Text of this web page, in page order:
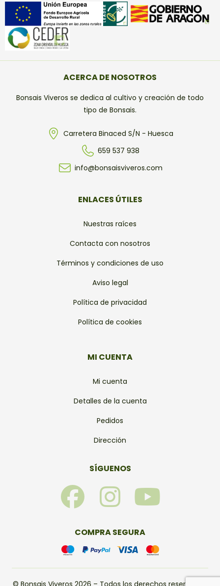
ACERCA DE NOSOTROS
Bonsais Viveros se dedica al cultivo y creación de todo
tipo de Bonsais.
Carretera Binaced S/N - Huesca
659 537 938
info@bonsaisviveros.com
ENLACES ÚTILES
Nuestras raíces
Contacta con nosotros
Términos y condiciones de uso
Aviso legal
Política de privacidad
Política de cookies
MI CUENTA
Mi cuenta
Detalles de la cuenta
Pedidos
Dirección
SÍGUENOS
F
a
c
e
I
n
s
t
Y
u
t
COMPRA SEGURA